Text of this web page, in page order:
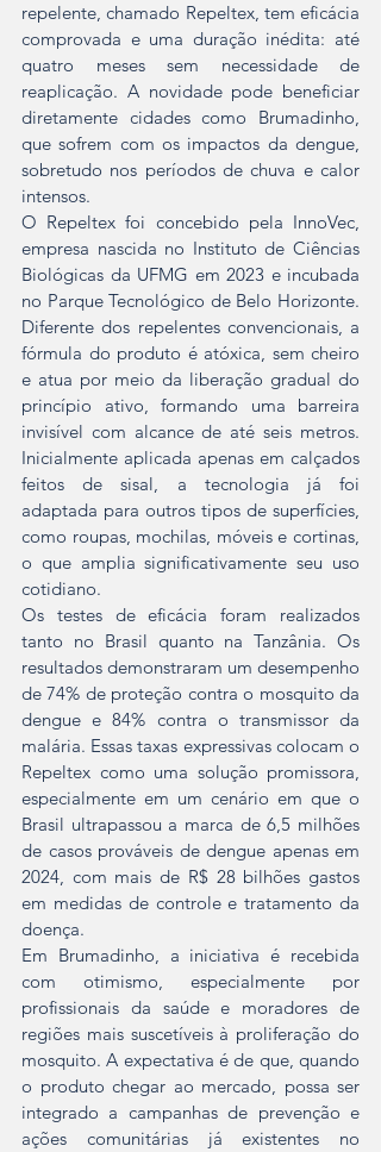
repelente, chamado Repeltex, tem eficácia
comprovada e uma duração inédita: até
quatro meses sem necessidade de
reaplicação. A novidade pode beneficiar
diretamente cidades como Brumadinho,
que sofrem com os impactos da dengue,
sobretudo nos períodos de chuva e calor
intensos.
O Repeltex foi concebido pela InnoVec,
empresa nascida no Instituto de Ciências
Biológicas da UFMG em 2023 e incubada
no Parque Tecnológico de Belo Horizonte.
Diferente dos repelentes convencionais, a
fórmula do produto é atóxica, sem cheiro
e atua por meio da liberação gradual do
princípio ativo, formando uma barreira
invisível com alcance de até seis metros.
Inicialmente aplicada apenas em calçados
feitos de sisal, a tecnologia já foi
adaptada para outros tipos de superfícies,
como roupas, mochilas, móveis e cortinas,
o que amplia significativamente seu uso
cotidiano.
Os testes de eficácia foram realizados
tanto no Brasil quanto na Tanzânia. Os
resultados demonstraram um desempenho
de 74% de proteção contra o mosquito da
dengue e 84% contra o transmissor da
malária. Essas taxas expressivas colocam o
Repeltex como uma solução promissora,
especialmente em um cenário em que o
Brasil ultrapassou a marca de 6,5 milhões
de casos prováveis de dengue apenas em
2024, com mais de R$ 28 bilhões gastos
em medidas de controle e tratamento da
doença.
Em Brumadinho, a iniciativa é recebida
com otimismo, especialmente por
profissionais da saúde e moradores de
regiões mais suscetíveis à proliferação do
mosquito. A expectativa é de que, quando
o produto chegar ao mercado, possa ser
integrado a campanhas de prevenção e
ações comunitárias já existentes no